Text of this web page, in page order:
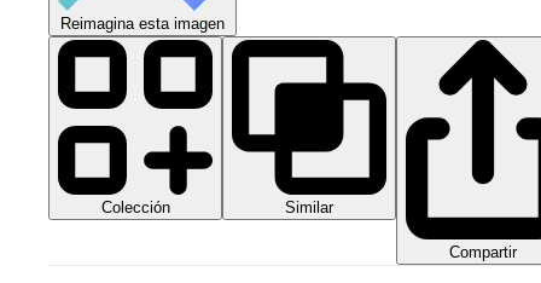
Reimagina esta imagen
Colección Similar
Compartir